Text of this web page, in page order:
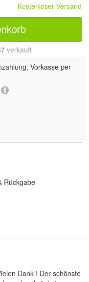
Kostenloser Versand
verkauft
Vorkasse per
Rückgabe
Dank ! Der schönste